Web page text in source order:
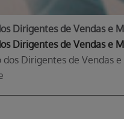
Dirigentes de Vendas e
Dirigentes de Vendas e
dos Dirigentes de Vendas